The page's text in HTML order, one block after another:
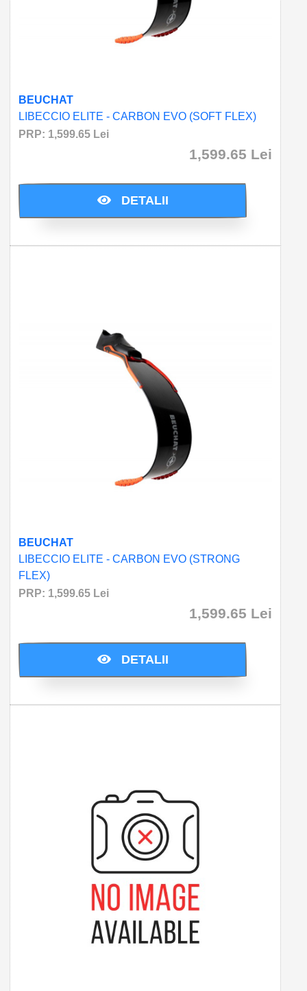
BEUCHAT
LIBECCIO ELITE - CARBON EVO (SOFT FLEX)
PRP: 1,599.65 Lei
1,599.65 Lei
DETALII
BEUCHAT
LIBECCIO ELITE - CARBON EVO (STRONG
FLEX)
PRP: 1,599.65 Lei
1,599.65 Lei
DETALII